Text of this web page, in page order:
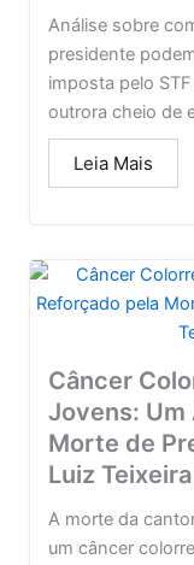
Análise sobre
presidente
imposta pelo
outrora cheio de
Leia Mais
Câncer
Jovens:
Morte de
Luiz
A morte da
um câncer